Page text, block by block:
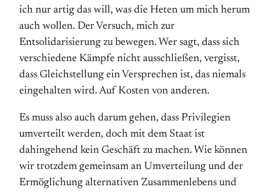
ich nur artig das will, was die Heten um mich herum
auch wollen. Der Versuch, mich zur
Entsolidarisierung zu bewegen. Wer sagt, dass sich
verschiedene Kämpfe nicht ausschließen, vergisst,
dass Gleichstellung ein Versprechen ist, das niemals
eingehalten wird. Auf Kosten von anderen.
Es muss also auch darum gehen, dass Privilegien
umverteilt werden, doch mit dem Staat ist
dahingehend kein Geschäft zu machen. Wie können
wir trotzdem gemeinsam an Umverteilung und der
Ermöglichung alternativen Zusammenlebens und